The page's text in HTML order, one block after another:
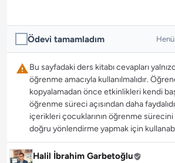
Ödevi tamamladım
Bu sayfadaki ders kitabı cevapları
öğrenme amacıyla kullanılmalıdır.
kopyalamadan önce etkinlikleri kendi
öğrenme süreci açısından daha
içerikleri çocuklarının öğrenme
doğru yönlendirme yapmak için
Halil İbrahim Garbetoğlu